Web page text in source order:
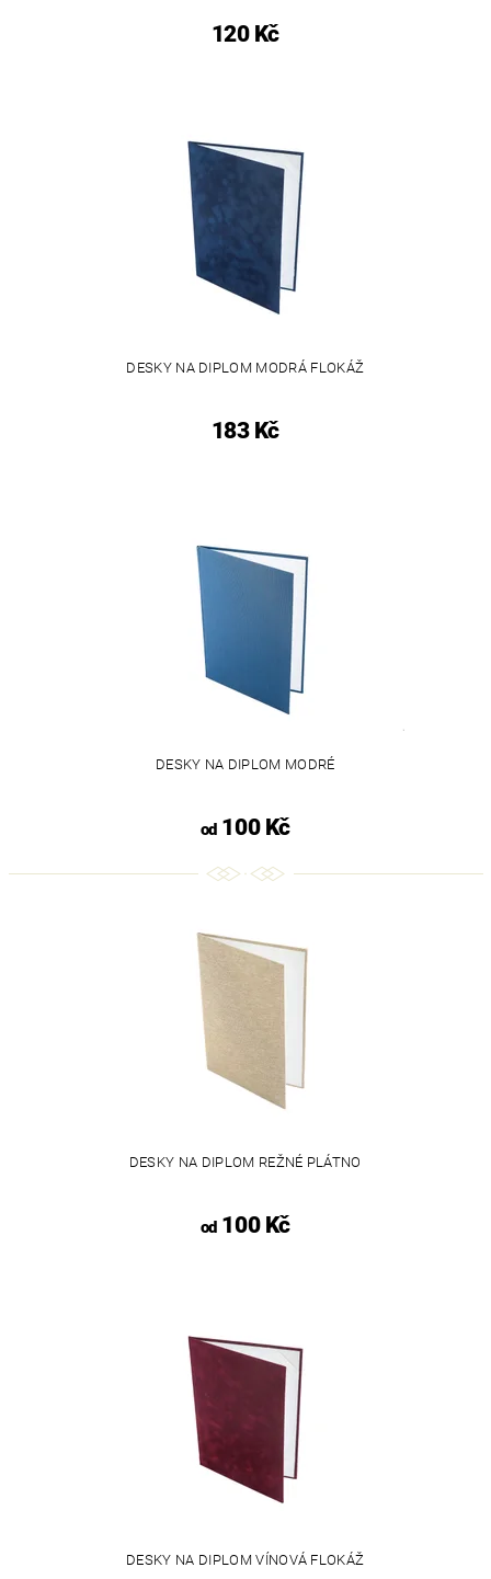
120 Kč
DESKY NA DIPLOM MODRÁ FLOKÁŽ
183 Kč
DESKY NA DIPLOM MODRÉ
od100 Kč
DESKY NA DIPLOM REŽNÉ PLÁTNO
od100 Kč
DESKY NA DIPLOM VÍNOVÁ FLOKÁŽ